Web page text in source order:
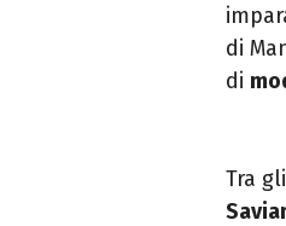
di
di
Tra